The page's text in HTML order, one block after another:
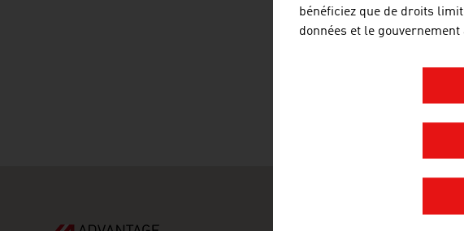
bénéficiez que de droits
données et le